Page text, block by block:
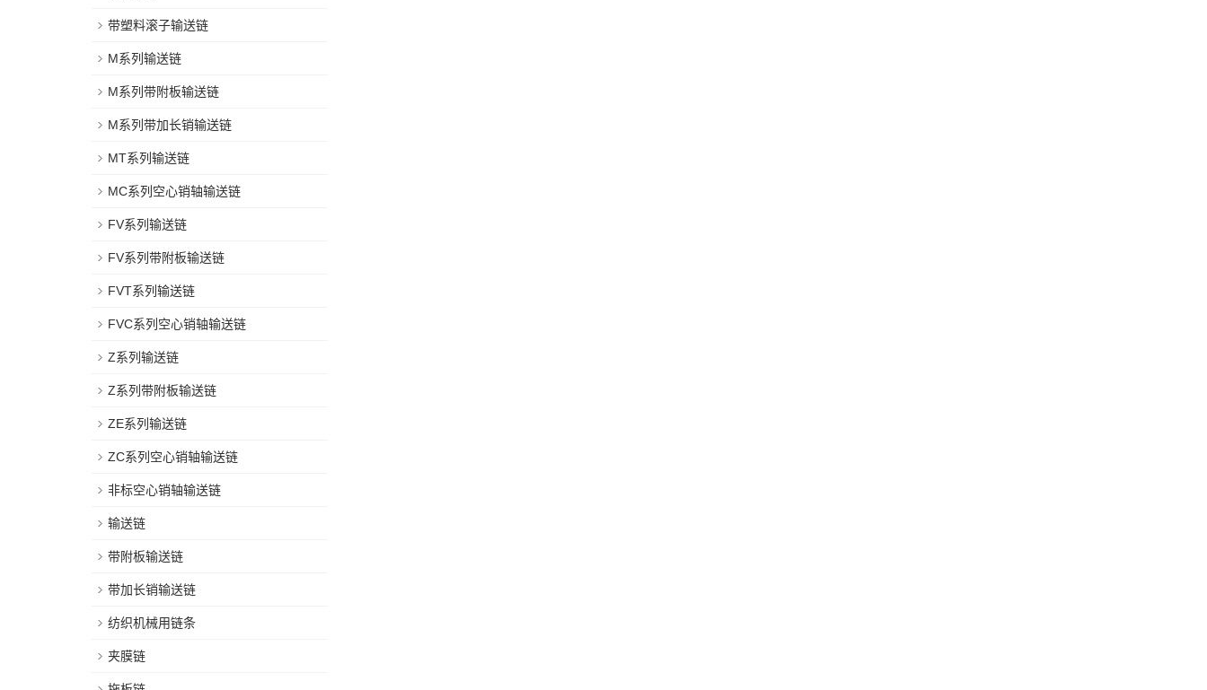
带塑料滚子输送链
M系列输送链
M系列带附板输送链
M系列带加长销输送链
MT系列输送链
MC系列空心销轴输送链
FV系列输送链
FV系列带附板输送链
FVT系列输送链
FVC系列空心销轴输送链
Z系列输送链
Z系列带附板输送链
ZE系列输送链
ZC系列空心销轴输送链
非标空心销轴输送链
输送链
带附板输送链
带加长销输送链
纺织机械用链条
夹膜链